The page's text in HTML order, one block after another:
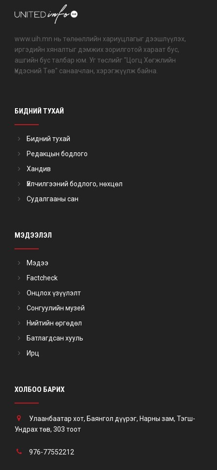
www.uih.mn нь төлөөллийн хариуцлагыг дээшлүүлэх,
иргэдийн хяналтыг дэмжих зорилготой хараат бус,
ашгийн бус талбар юм. Уг төслийг "Цогц Хөгжлийн
Үндэсний Төв" санаачлан, хэрэгжүүлж байна.
БИДНИЙ ТУХАЙ
Бидний тухай
Редакцын бодлого
Хандив
Үйлчилгээний бодлого, нөхцөл
Судалгааны сан
МЭДЭЭЛЭЛ
Мэдээ
Factcheck
Онцлох үзүүлэлт
Сонгуулийн музей
Нийтийн өргөдөл
Батлагдсан хууль
Ирц
ХОЛБОО БАРИХ
Улаанбаатар хот, Баянгол дүүрэг, Нарны зам, Тэгш-
Ундрах төв, 303 тоот
976-77552212